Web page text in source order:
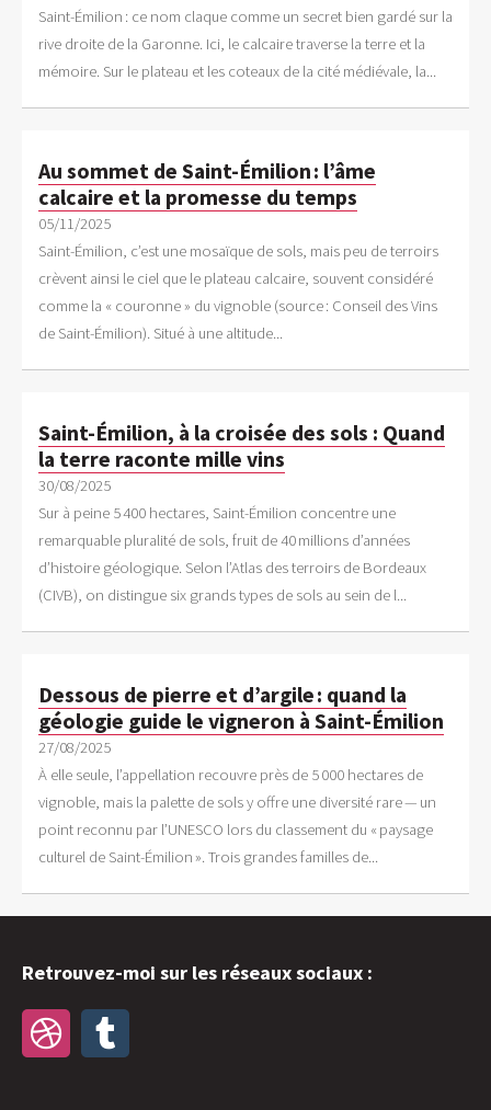
Saint-Émilion : ce nom claque comme un secret bien gardé sur la
rive droite de la Garonne. Ici, le calcaire traverse la terre et la
mémoire. Sur le plateau et les coteaux de la cité médiévale, la...
Au sommet de Saint-Émilion : l’âme
calcaire et la promesse du temps
05/11/2025
Saint-Émilion, c’est une mosaïque de sols, mais peu de terroirs
crèvent ainsi le ciel que le plateau calcaire, souvent considéré
comme la « couronne » du vignoble (source : Conseil des Vins
de Saint-Émilion). Situé à une altitude...
Saint-Émilion, à la croisée des sols : Quand
la terre raconte mille vins
30/08/2025
Sur à peine 5 400 hectares, Saint-Émilion concentre une
remarquable pluralité de sols, fruit de 40 millions d’années
d’histoire géologique. Selon l’Atlas des terroirs de Bordeaux
(CIVB), on distingue six grands types de sols au sein de l...
Dessous de pierre et d’argile : quand la
géologie guide le vigneron à Saint-Émilion
27/08/2025
À elle seule, l’appellation recouvre près de 5 000 hectares de
vignoble, mais la palette de sols y offre une diversité rare — un
point reconnu par l’UNESCO lors du classement du « paysage
culturel de Saint-Émilion ». Trois grandes familles de...
Retrouvez-moi sur les réseaux sociaux :